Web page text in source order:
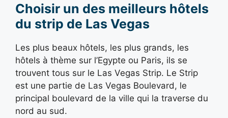
Choisir un des meilleurs hôtels
du strip de Las Vegas
Les plus beaux hôtels, les plus grands, les
hôtels à thème sur l’Egypte ou Paris, ils se
trouvent tous sur le Las Vegas Strip. Le Strip
est une partie de Las Vegas Boulevard, le
principal boulevard de la ville qui la traverse du
nord au sud.